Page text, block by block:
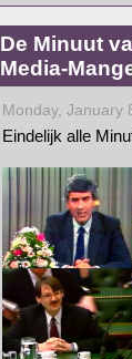
De Minuut
Media-
Monday, January
Eindelijk alle